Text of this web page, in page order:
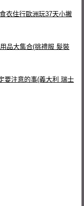
衣住行歐洲玩37天小撇
品大集合(挑禮服 髮裝
要注意的事(義大利 瑞士